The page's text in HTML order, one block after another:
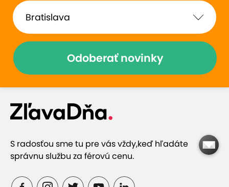
Odoberať novinky
S radosťou sme tu pre vás vždy,keď hľadáte
správnu službu za férovú cenu.